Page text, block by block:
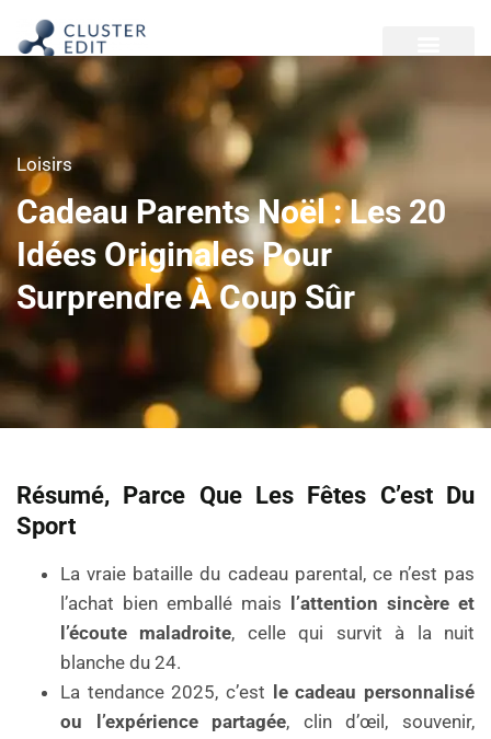
Loisirs
Cadeau Parents Noël : Les 20
Idées Originales Pour
Surprendre À Coup Sûr
Résumé, Parce Que Les Fêtes C’est Du
Sport
La vraie bataille du cadeau parental, ce n’est pas
l’achat bien emballé mais
l’attention sincère et
l’écoute maladroite, celle qui survit à la nuit
blanche du 24.
La tendance 2025, c’est
le cadeau personnalisé
ou l’expérience partagée, clin d’œil, souvenir,